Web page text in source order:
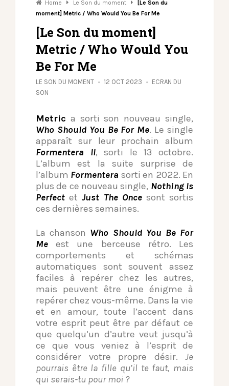
Home Le Son du moment
[Le Son du
moment] Metric / Who Would You Be For Me
[Le Son du moment]
Metric / Who Would You
Be For Me
LE SON DU MOMENT 12 OCT 2023
ECRAN DU
SON
Metric a sorti son nouveau single,
Who Should You Be For Me. Le single
apparaît sur leur prochain album
Formentera II, sorti le 13 octobre.
L’album est la suite surprise de
l’album Formentera sorti en 2022. En
plus de ce nouveau single, Nothing Is
Perfect etJust The Oncesont sortis
ces dernières semaines.
La chanson Who Should You Be For
Me est une berceuse rétro. Les
comportements et schémas
automatiques sont souvent assez
faciles à repérer chez les autres,
mais peuvent être une énigme à
repérer chez vous-même. Dans la vie
et en amour, toute l’accent dans
votre esprit peut être par défaut ce
que quelqu’un d’autre veut jusqu’à
ce que vous veniez à l’esprit de
considérer votre propre désir. Je
pourrais être la fille qu’il te faut, mais
qui serais-tu pour moi ?